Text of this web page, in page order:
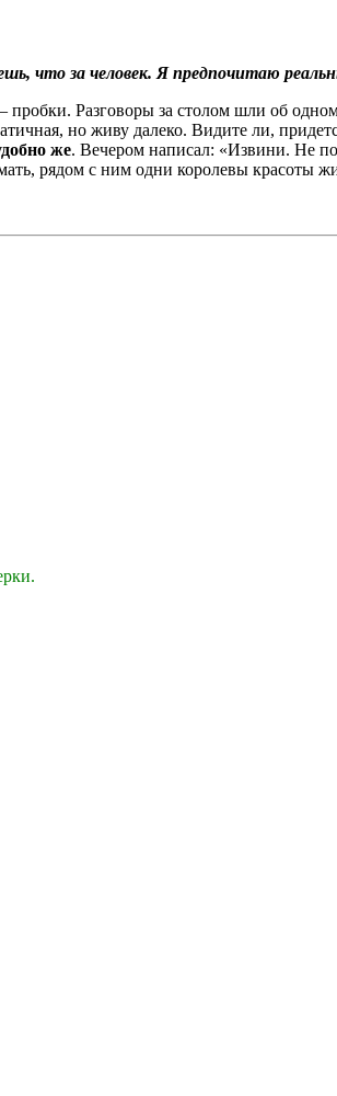
что за человек. Я предпочитаю
Разговоры за столом шли об
но живу далеко. Видите ли,
же. Вечером написал: «Извини. Не
рядом с ним одни королевы